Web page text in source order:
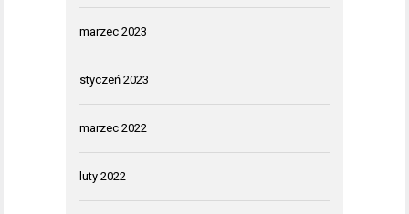
marzec 2023
styczeń 2023
marzec 2022
luty 2022